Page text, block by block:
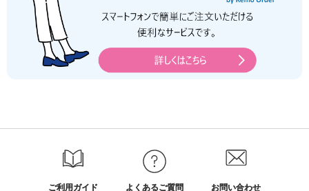
ご利用ガイド よくあるご質問 お問い合わせ